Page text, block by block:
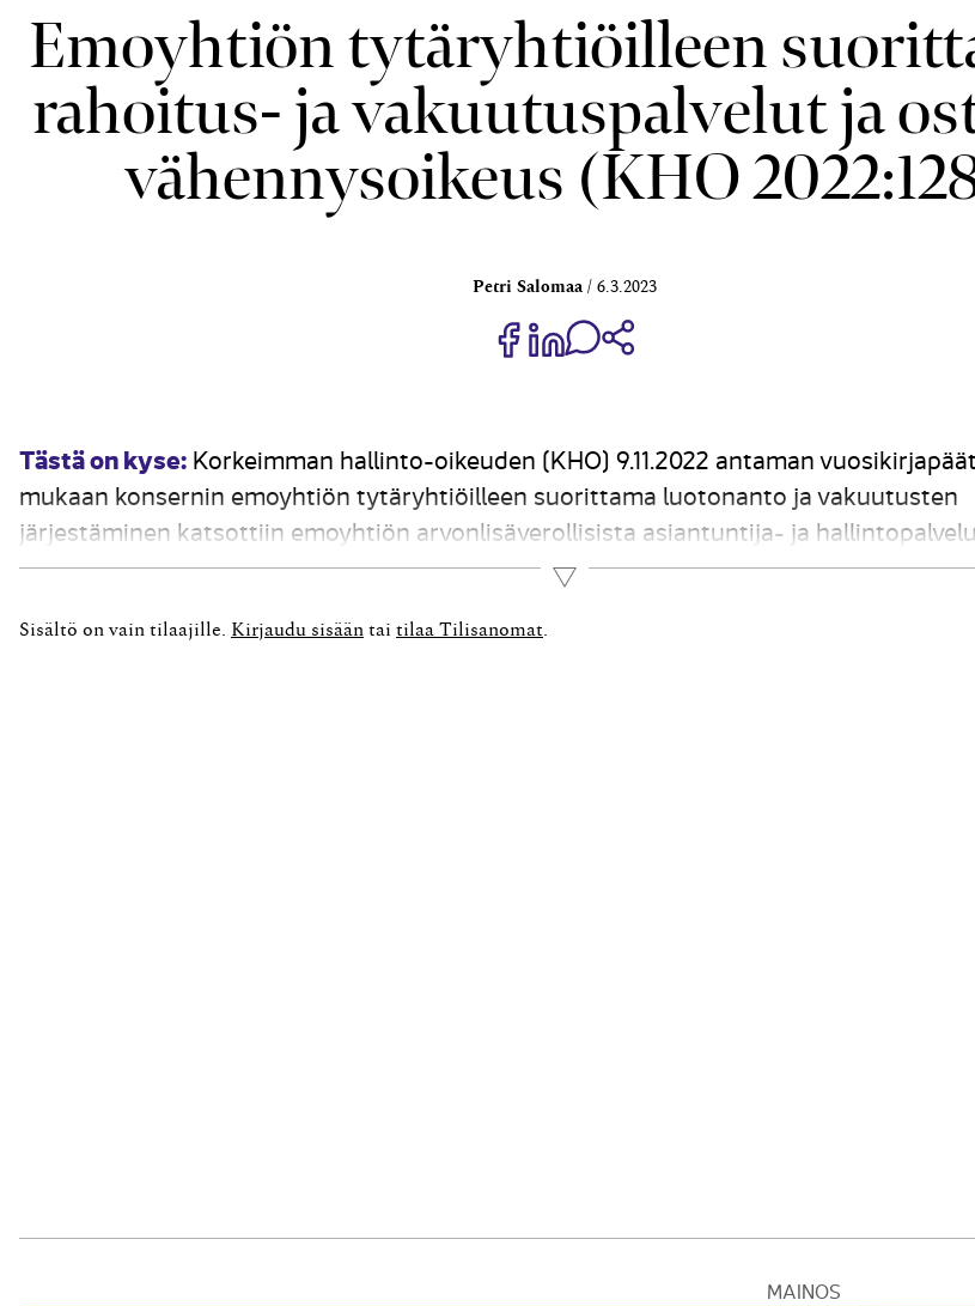
Emo­yhtiön tytär­yhtiöilleen
rahoitus- ja vakuutus­palvelut ja
vähennys­oikeus (KHO
Petri Salomaa 6.3.2023
Jaa Share on Facebook
Jaa Share on LinkedIn
Jaa WhatsApp-viestinä
Tästä on kyse: Korkeimman hallinto-oikeuden (KHO) 9.11.2022 antaman
mukaan konsernin emoyhtiön tytäryhtiöilleen suorittama luotonanto ja vakuutusten
järjestäminen katsottiin emoyhtiön arvonlisäverollisista asiantuntija- ja
erillisiksi verottomiksi palveluiksi, jotka tulee ottaa huomioon emoyhtiön
Lue lisää
Sisältö on vain tilaajille. Kirjaudu sisään tai tilaa Tilisanomat
MAINOS